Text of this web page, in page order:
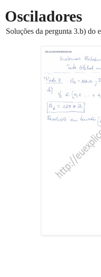
Osciladores
Soluções da pergunta 3.b) do